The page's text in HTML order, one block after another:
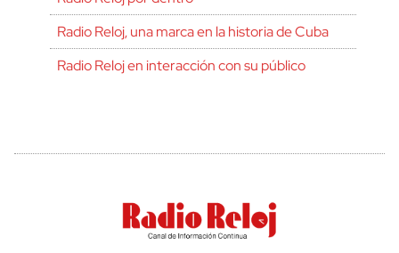
Radio Reloj, una marca en la historia de Cuba
Radio Reloj en interacción con su público